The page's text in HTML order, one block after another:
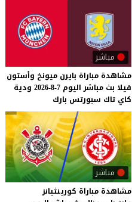
مباشر
مشاهدة مباراة بايرن ميونخ وأستون
فيلا بث مباشر اليوم 7-8-2026
ودية
كاي تاك سبورتس بارك
مباشر
مشاهدة مباراة كورينثيانز